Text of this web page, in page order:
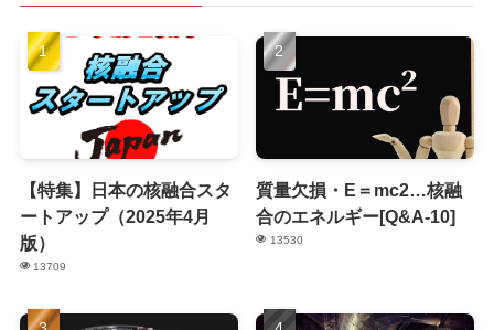
【特集】日本の核融合スタ
ートアップ（2025年4月
版）
13709
質量欠損・E＝mc2…核融
合のエネルギー[Q&A-10]
13530